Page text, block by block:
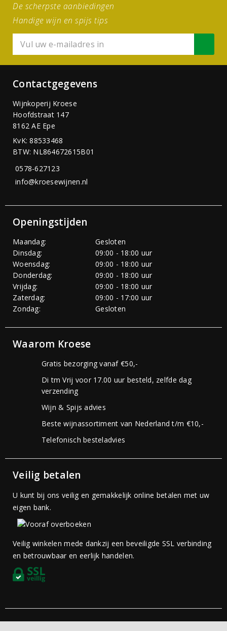
De scherpste aanbiedingen
Handige wijn en spijs tips
Contactgegevens
Wijnkoperij Kroese
Hoofdstraat 147
8162 AE Epe
KvK: 88533468
BTW: NL864672615B01
0578-627123
info@kroesewijnen.nl
Openingstijden
Maandag:
Gesloten
Dinsdag:
09:00 - 18:00 uur
Woensdag:
09:00 - 18:00 uur
Donderdag:
09:00 - 18:00 uur
Vrijdag:
09:00 - 18:00 uur
Zaterdag:
09:00 - 17:00 uur
Zondag:
Gesloten
Waarom Kroese
Gratis bezorging vanaf €50,-
Di tm Vrij voor 17.00 uur besteld, zelfde dag
verzending
Wijn & Spijs advies
Beste wijnassortiment van Nederland t/m €10,-
Telefonisch besteladvies
Veilig betalen
U kunt bij ons veilig en gemakkelijk online betalen met uw
eigen bank.
Veilig winkelen mede dankzij een beveiligde SSL verbinding
en betrouwbaar en eerlijk handelen.